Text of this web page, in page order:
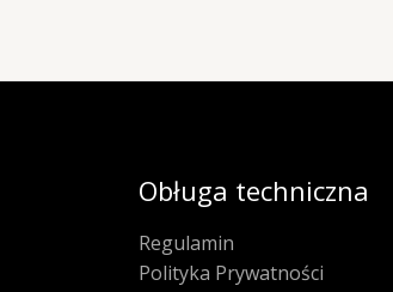
Obługa techniczna
Regulamin
Polityka Prywatności